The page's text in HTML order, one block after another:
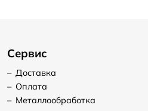
Сервис
– Доставка
– Оплата
– Металлообработка